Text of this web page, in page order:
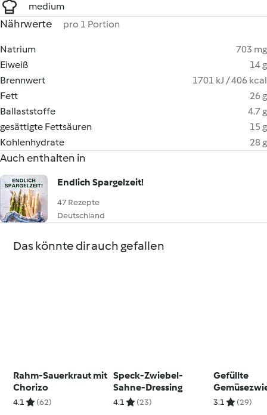
medium
Nährwerte pro 1 Portion
Natrium
703 mg
Eiweiß
14 g
Brennwert
1701 kJ / 406 kcal
Fett
26 g
Ballaststoffe
4.7 g
gesättigte Fettsäuren
15 g
Kohlenhydrate
28 g
Auch enthalten in
Endlich Spargelzeit!
47 Rezepte
Deutschland
Das könnte dir auch gefallen
Rahm-Sauerkraut mit
Chorizo
4.1 (62)
Speck-Zwiebel-
Sahne-Dressing
4.1 (23)
Gefüllte
3.1 (29)